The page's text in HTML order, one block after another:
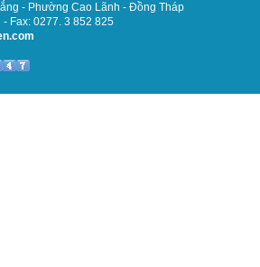
- Phường Cao Lãnh - Đồng Tháp
Fax: 0277. 3 852 825